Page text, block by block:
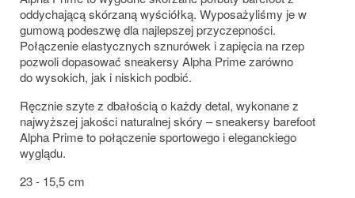
oddychającą skórzaną wyściółką. Wyposażyliśmy je w
gumową podeszwę dla najlepszej przyczepności.
Połączenie elastycznych sznurówek i zapięcia na rzep
pozwoli dopasować sneakersy Alpha Prime zarówno
do wysokich, jak i niskich podbić.
Ręcznie szyte z dbałością o każdy detal, wykonane z
najwyższej jakości naturalnej skóry – sneakersy barefoot
Alpha Prime to połączenie sportowego i eleganckiego
wyglądu.
23 - 15,5 cm